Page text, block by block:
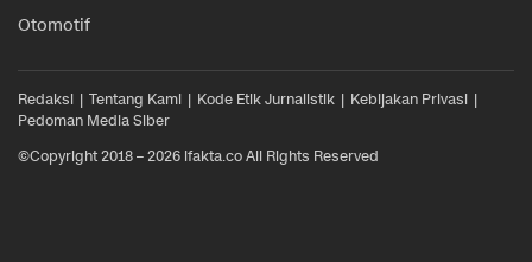
Otomotif
Redaksi Tentang Kami Kode Etik Jurnalistik
Kebijakan Privasi
Pedoman Media Siber
©Copyright 2018 – 2026 ifakta.co All Rights Reserved